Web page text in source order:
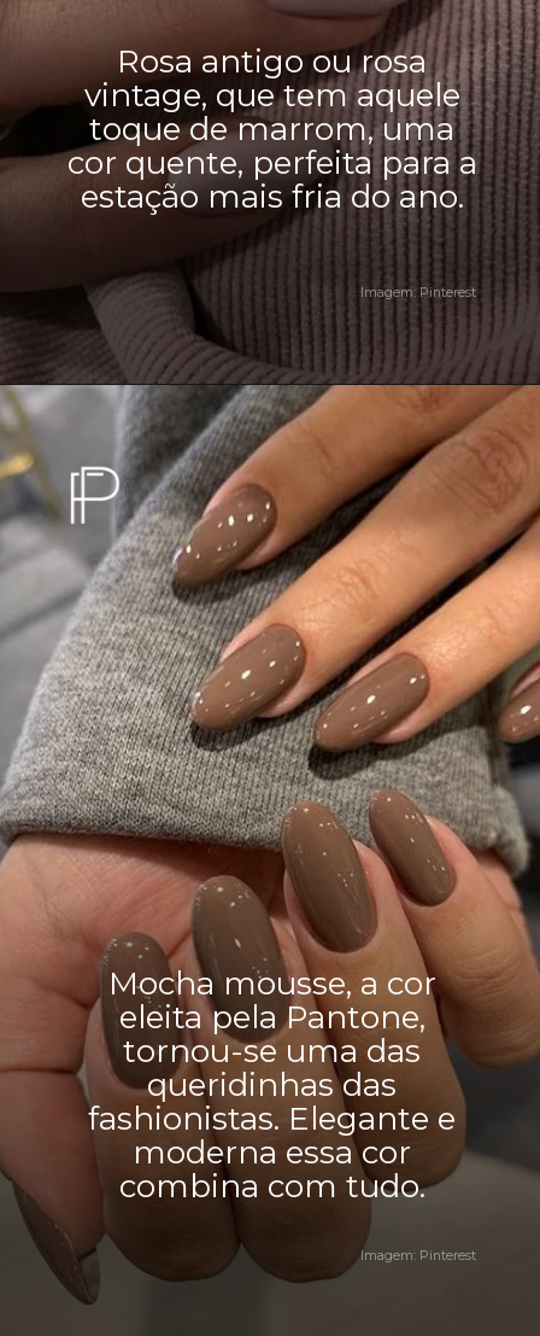
Rosa antigo ou rosa
vintage, que tem aquele
toque de marrom, uma
cor quente, perfeita para a
estação mais fria do ano.
Imagem: Pinterest
Mocha mousse, a cor
eleita pela Pantone,
tornou-se uma das
queridinhas das
fashionistas. Elegante e
moderna essa cor
combina com tudo.
Imagem: Pinterest